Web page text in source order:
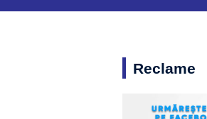
Reclame